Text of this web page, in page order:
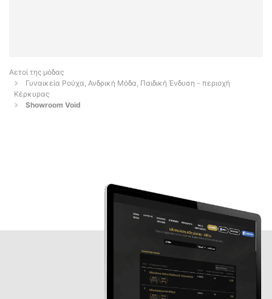
Αετοί της μόδας
Γυναικεία Ρούχα, Ανδρική Μόδα, Παιδική Ένδυση - περιοχή
Κέρκυρας
Showroom Void